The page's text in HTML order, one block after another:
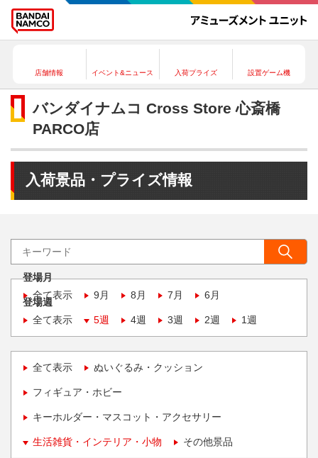
店舗情報 イベント&ニュース 入荷プライズ 設置ゲーム機
バンダイナムコ Cross Store 心斎橋
PARCO店
入荷景品・プライズ情報
登場月
全て表示
9月 8月 7月 6月
登場週
全て表示
5週 4週 3週 2週 1週
全て表示 ぬいぐるみ・クッション
フィギュア・ホビー
キーホルダー・マスコット・アクセサリー
生活雑貨・インテリア・小物 その他景品